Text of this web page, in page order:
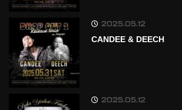
2025.05.12
CANDEE & DEECH
2025.05.12